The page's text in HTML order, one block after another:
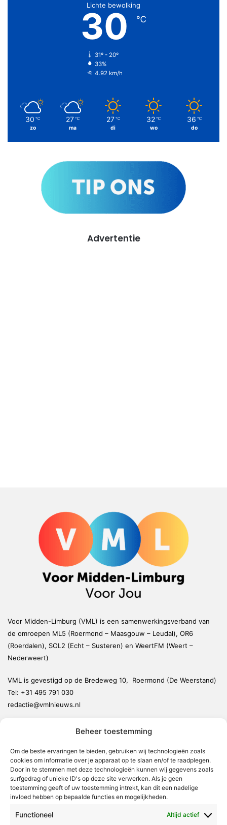
Beheer toestemming
Om de beste ervaringen te bieden, gebruiken wij technologieën zoals
cookies om informatie over je apparaat op te slaan en/of te raadplegen.
Door in te stemmen met deze technologieën kunnen wij gegevens zoals
surfgedrag of unieke ID's op deze site verwerken. Als je geen
toestemming geeft of uw toestemming intrekt, kan dit een nadelige
invloed hebben op bepaalde functies en mogelijkheden.
Functioneel Altijd actief
Lichte bewolking
30 ℃
31º - 20º
33%
4.92 km/h
30 ℃
zo
27 ℃
ma
27 ℃
di
32 ℃
wo
36 ℃
do
Advertentie
Voor Midden-Limburg (VML) is een samenwerkingsverband van
de omroepen ML5 (Roermond – Maasgouw – Leudal), OR6
(Roerdalen), SOL2 (Echt – Susteren) en WeertFM (Weert –
Nederweert)
VML is gevestigd op de Bredeweg 10, Roermond (De Weerstand)
Tel: +31 495 791 030
redactie@vmlnieuws.nl
Leudal
Maasgouw
Echt-Susteren